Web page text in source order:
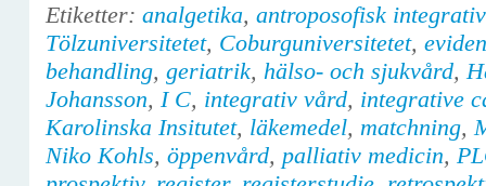
Etiketter: analgetika, antroposofisk
Tölzuniversitetet, Coburguniversitetet,
behandling, geriatrik, hälso- och sjukvård,
Johansson, I C, integrativ vård, integrative
Karolinska Insitutet, läkemedel, matchning,
Niko Kohls, öppenvård, palliativ medicin,